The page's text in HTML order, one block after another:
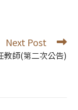
Next Post
教師(第二次公告)